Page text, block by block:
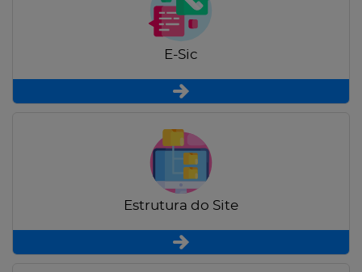
E-Sic
Estrutura do Site